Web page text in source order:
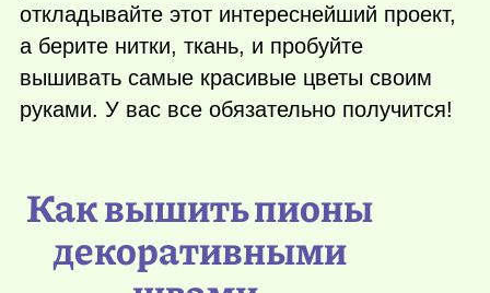
откладывайте этот интереснейший проект,
а берите нитки, ткань, и пробуйте
вышивать самые красивые цветы своим
руками. У вас все обязательно получится!
Как вышить пионы
декоративными